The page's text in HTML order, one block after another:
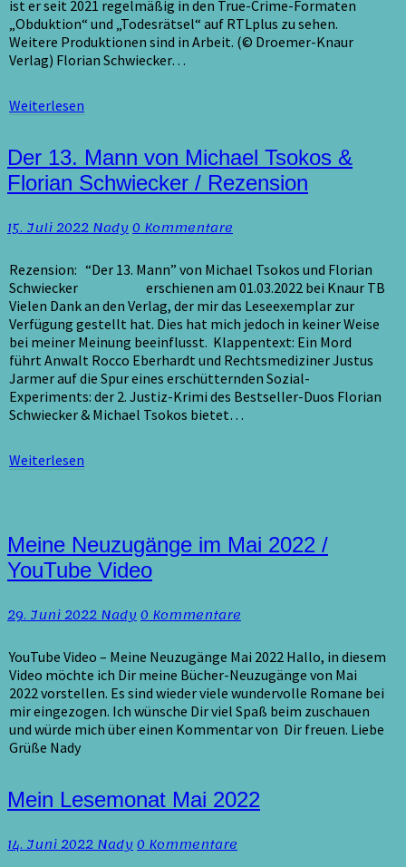
ist er seit 2021 regelmäßig in den True-Crime-Formaten
„Obduktion“ und „Todesrätsel“ auf RTLplus zu sehen.
Weitere Produktionen sind in Arbeit. (© Droemer-Knaur
Verlag) Florian Schwiecker…
Weiterlesen
Der
13.
Mann
Michael
&
Florian
Schwiecker
/
Rezension
Der 13. Mann von Michael Tsokos &
Florian Schwiecker / Rezension
15. Juli 2022NadyKommentare
0 Kommentare
Rezension: “Der 13. Mann” von Michael Tsokos und Florian
Schwiecker erschienen am 01.03.2022 bei Knaur TB
Vielen Dank an den Verlag, der mir das Leseexemplar zur
Verfügung gestellt hat. Dies hat mich jedoch in keiner Weise
bei meiner Meinung beeinflusst. Klappentext: Ein Mord
führt Anwalt Rocco Eberhardt und Rechtsmediziner Justus
Jarmer auf die Spur eines erschütternden Sozial-
Experiments: der 2. Justiz-Krimi des Bestseller-Duos Florian
Schwiecker & Michael Tsokos bietet…
Weiterlesen
Meine
Neuzugänge
im
2022
YouTube
Video
Meine Neuzugänge im Mai 2022 /
YouTube Video
29. Juni 2022NadyKommentare
0 Kommentare
YouTube Video – Meine Neuzugänge Mai 2022 Hallo, in diesem
Video möchte ich Dir meine Bücher-Neuzugänge von Mai
2022 vorstellen. Es sind wieder viele wundervolle Romane bei
mir eingezogen. Ich wünsche Dir viel Spaß beim zuschauen
und würde mich über einen Kommentar von Dir freuen. Liebe
Grüße Nady
Mein
Lesemonat
2022
Mein Lesemonat Mai 2022
14. Juni 2022NadyKommentare
0 Kommentare